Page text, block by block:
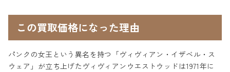
この買取価格になった理由
パンクの女王という異名を持つ「ヴィヴィアン・イザベル・ス
ウェア」が立ち上げたヴィヴィアンウエストウッドは1971年に